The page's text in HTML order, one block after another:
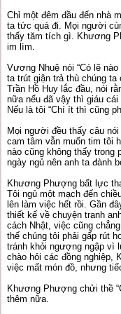
Chỉ một đêm đầu đến nhà
ta tức quá đi. Mọi người
thấy tăm tích gì. Khương
im lìm.
Vương Nhuệ nói “Có lẽ
ta trút giận trả thù chúng ta
Trần Hồ Huy lắc đầu, nói
nữa nếu đã vậy thì giáu
Nếu là tôi “Chí ít thì cũng
Mọi người đều thấy câu
cam tâm vẫn muốn tim tôi
nào cũng không thấy trong
ngày ngủ nên anh ta đành
Khương Phượng bất lực
Tôi ngủ một mạch đến
lên làm việc hết rồi. Gần
thiết kế về chuyện tranh
cách Nhật, việc cũng
thế chúng tôi phải gấp rút
tránh khỏi ngượng ngập vì
chào hỏi các đồng nghiệp,
việc mất món đồ, nhưng
Khương Phượng chửi thề
thêm nữa.